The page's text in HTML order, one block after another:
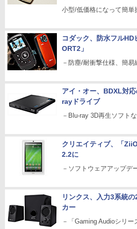
小型/低価格になって簡単
コダック、防水フル
ORT2」
－防塵/耐衝撃仕様、簡
アイ・オー、BDXL対
rayドライブ
－Blu-ray 3D再生ソフト
クリエイティブ、「
2.2に
－ソフトウェアアップデ
リンクス、入力3系統
カー
－「Gaming Audioシリー